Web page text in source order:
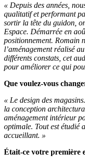
« Depuis des années,
qualitatif et performant
sortir la tête du guidon,
Espace. Démarrée en
positionnement. Romain
l’aménagement réalisé
différents constats, cet
pour améliorer ce qui
Que voulez-vous
« Le design des
la conception
aménagement intérieur
optimale. Tout est étudié
accueillant. »
Était-ce votre première